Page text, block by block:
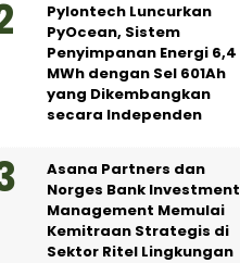
Pylontech Luncurkan
PyOcean, Sistem
Penyimpanan Energi 6,4
MWh dengan Sel 601Ah
yang Dikembangkan
secara Independen
Asana Partners dan
Norges Bank Investment
Management Memulai
Kemitraan Strategis di
Sektor Ritel Lingkungan